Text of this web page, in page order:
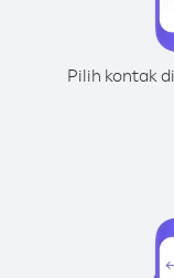
Pilih kontak